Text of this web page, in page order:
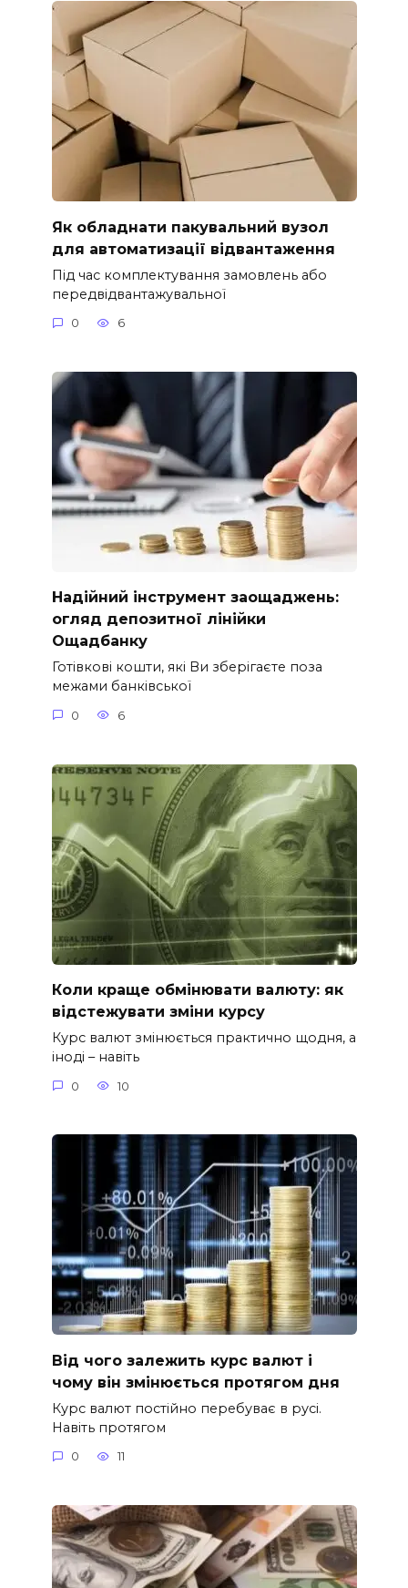
Як обладнати пакувальний вузол
для автоматизації відвантаження
Під час комплектування замовлень або
передвідвантажувальної
0 6
Надійний інструмент заощаджень:
огляд депозитної лінійки
Ощадбанку
Готівкові кошти, які Ви зберігаєте поза
межами банківської
0 6
Коли краще обмінювати валюту: як
відстежувати зміни курсу
Курс валют змінюється практично щодня, а
іноді – навіть
0 10
Від чого залежить курс валют і
чому він змінюється протягом дня
Курс валют постійно перебуває в русі.
Навіть протягом
0 11